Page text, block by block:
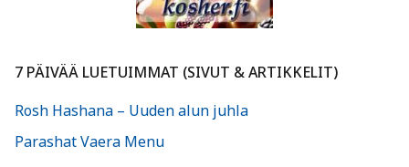
7 PÄIVÄÄ LUETUIMMAT (SIVUT & ARTIKKELIT)
Rosh Hashana – Uuden alun juhla
Parashat Vaera Menu